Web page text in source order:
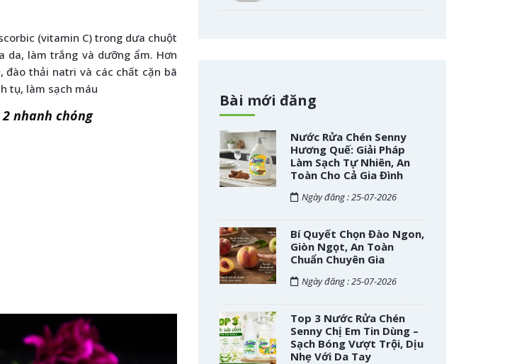
(vitamin C) trong dưa chuột
da, làm trắng và dưỡng ẩm. Hơn
thải natri và các chất cặn bã
tụ, làm sạch máu
nhanh chóng
Bài mới đăng
Nước Rửa Chén Senny
Hương Quế: Giải Pháp
Làm Sạch Tự Nhiên, An
Toàn Cho Cả Gia Đình
Ngày đăng : 25-07-2026
Bí Quyết Chọn Đào Ngon,
Giòn Ngọt, An Toàn
Chuẩn Chuyên Gia
Ngày đăng : 25-07-2026
Top 3 Nước Rửa Chén
Senny Chị Em Tin Dùng –
Sạch Bóng Vượt Trội, Dịu
Nhẹ Với Da Tay